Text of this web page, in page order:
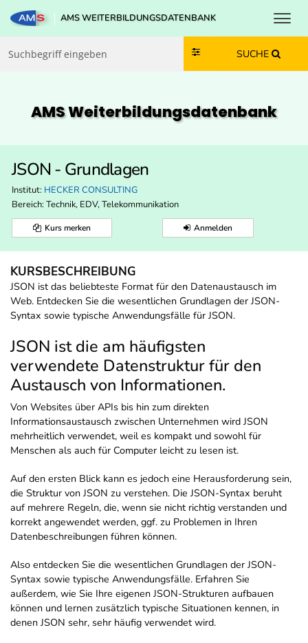
Zum Inhalt springen
Zum Navmenü springen
Zur Suche springen
Zur Footer springen
AMS WEITERBILDUNGSDATENBANK
SUCHE
AMS Weiterbildungs­datenbank
JSON - Grundlagen
Institut: HECKER CONSULTING
Bereich: Technik, EDV, Telekommunikation
Kurs merken Anmelden
KURSBESCHREIBUNG
JSON ist das beliebteste Format für den Datenaustausch im
Web. Entdecken Sie die wesentlichen Grundlagen der JSON-
Syntax sowie typische Anwendungsfälle für JSON.
JSON ist die am häufigsten
verwendete Datenstruktur für den
Austausch von Informationen.
Von Websites über APIs bis hin zum direkten
Informationsaustausch zwischen Unternehmen wird JSON
mehrheitlich verwendet, weil es kompakt und sowohl für
Menschen als auch für Computer leicht zu lesen ist.
Auf den ersten Blick kann es jedoch eine Herausforderung sein,
die Struktur von JSON zu verstehen. Die JSON-Syntax beruht
auf mehrere Regeln, die, wenn sie nicht richtig verstanden und
korrekt angewendet werden, ggf. zu Problemen in Ihren
Datenbeschreibungen führen können.
Also entdecken Sie die wesentlichen Grundlagen der JSON-
Syntax sowie typische Anwendungsfälle. Erfahren Sie
außerdem, wie Sie Ihre eigenen JSON-Strukturen aufbauen
können und lernen zusätzlich typische Situationen kennen, in
denen JSON sehr, sehr häufig verwendet wird.